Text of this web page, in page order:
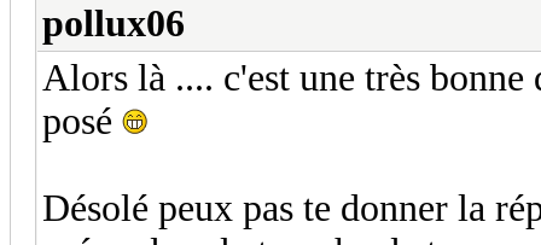
pollux06
Alors là .... c'est une très
posé
Désolé peux pas te donner la